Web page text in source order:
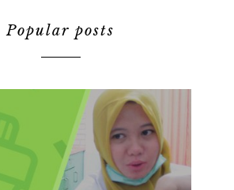
Popular posts